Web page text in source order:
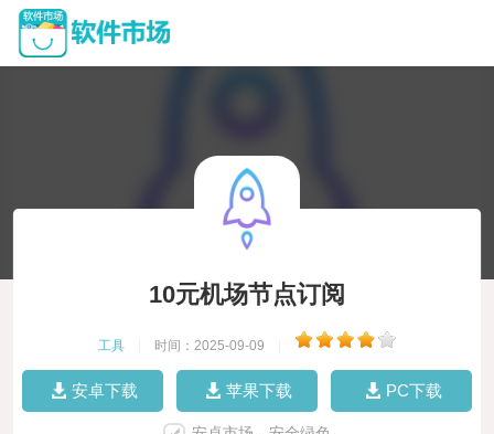
10元机场节点订阅
工具 时间：2025-09-09
安卓下载 苹果下载 PC下载